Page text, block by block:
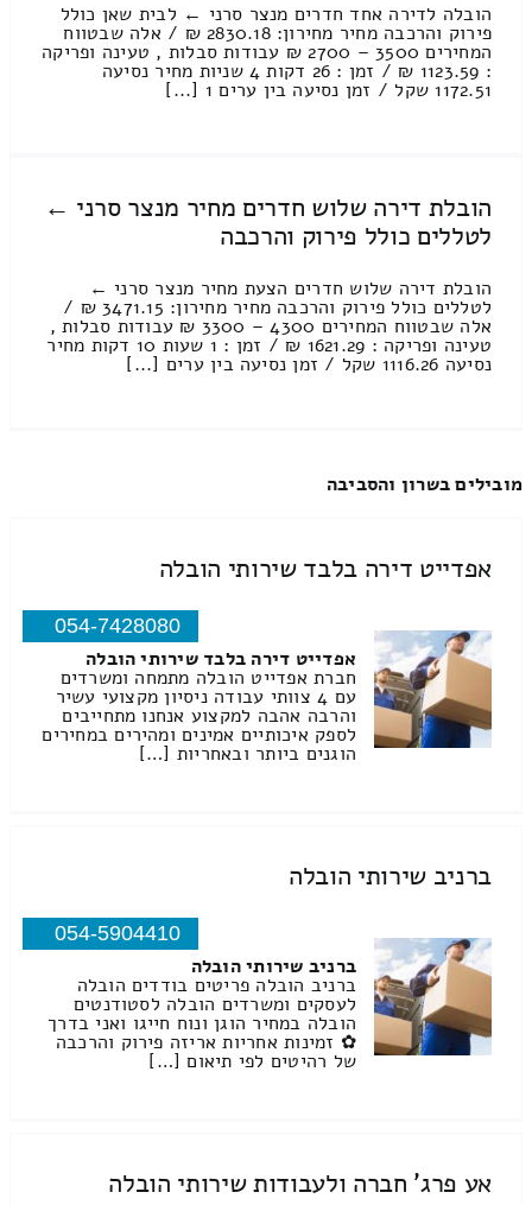
הובלה לדירה אחד חדרים מנצר סרני ← לבית שאן כולל
פירוק והרכבה מחיר מחירון: 2830.18 ₪ / אלה שבטווח
המחירים 3500 – 2700 ₪ עבודות סבלות , טעינה ופריקה
: 1123.59 ₪ / זמן : 26 דקות 4 שניות מחיר נסיעה
1172.51 שקל / זמן נסיעה בין ערים 1 [...]
הובלת דירה שלוש חדרים מחיר מנצר סרני ←
לטללים כולל פירוק והרכבה
הובלת דירה שלוש חדרים הצעת מחיר מנצר סרני ←
לטללים כולל פירוק והרכבה מחיר מחירון: 3471.15 ₪ /
אלה שבטווח המחירים 4300 – 3300 ₪ עבודות סבלות ,
טעינה ופריקה : 1621.29 ₪ / זמן : 1 שעות 10 דקות מחיר
נסיעה 1116.26 שקל / זמן נסיעה בין ערים [...]
מובילים בשרון והסביבה
אפדייט דירה בלבד שירותי הובלה
054-7428080
אפדייט דירה בלבד שירותי הובלה
חברת אפדייט הובלה מתמחה ומשרדים
עם 4 צוותי עבודה ניסיון מקצועי עשיר
והרבה אהבה למקצוע אנחנו מתחייבים
לספק איכותיים אמינים ומהירים במחירים
הוגנים ביותר ובאחריות […]
ברניב שירותי הובלה
054-5904410
ברניב שירותי הובלה
ברניב הובלה פריטים בודדים הובלה
לעסקים ומשרדים הובלה לסטודנטים
הובלה במחיר הוגן ונוח חייגו ואני בדרך
✿ זמינות אחריות אריזה פירוק והרכבה
של רהיטים לפי תיאום […]
אע פרג' חברה ולעבודות שירותי הובלה